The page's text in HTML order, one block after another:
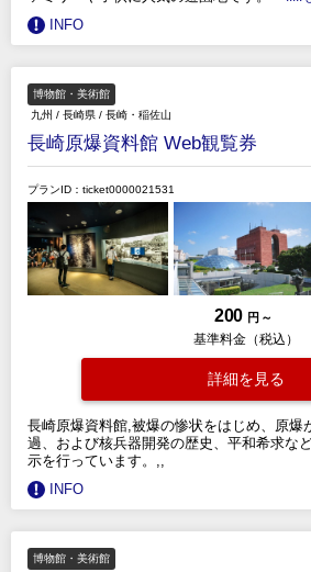
INFO
博物館・美術館
九州 / 長崎県 / 長崎・稲佐山
長崎原爆資料館 Web観覧券
プランID：ticket0000021531
200 円 ～
基準料金（税込）
詳細を見る
長崎原爆資料館,被爆の惨状をはじめ、原爆
過、および核兵器開発の歴史、平和希求な
示を行っています。,,
INFO
博物館・美術館